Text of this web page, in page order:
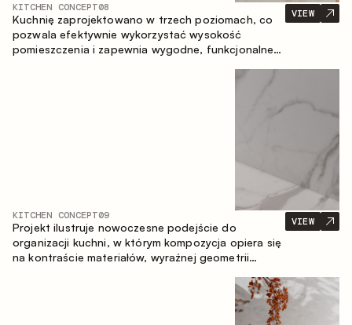
KITCHEN CONCEPT08
Kuchnię zaprojektowano w trzech poziomach, co
pozwala efektywnie wykorzystać wysokość
pomieszczenia i zapewnia wygodne, funkcjonalne
VIEW
KITCHEN CONCEPT09
Projekt ilustruje nowoczesne podejście do
organizacji kuchni, w którym kompozycja opiera się
na kontraście materiałów, wyraźnej geometrii
stref przechowywania. Układ prosty z wyspą
buduje logiczną strukturę przestrzeni oraz tworzy
wygodną oś komunikacyjną między strefami
VIEW